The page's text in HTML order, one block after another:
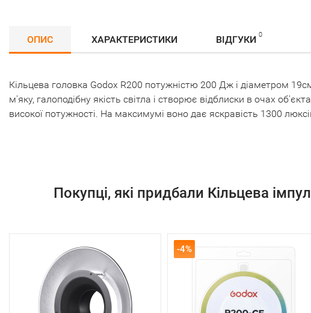
ОПИС ХАРАКТЕРИСТИКИ ВІДГУКИ 0
Кільцева головка Godox R200 потужністю 200 Дж і діаметром
м'яку, галоподібну якість світла і створює відблиски в очах
високої потужності. На максимумі воно дає яскравість 1300
Покупці, які придбали Кільцева
-4%